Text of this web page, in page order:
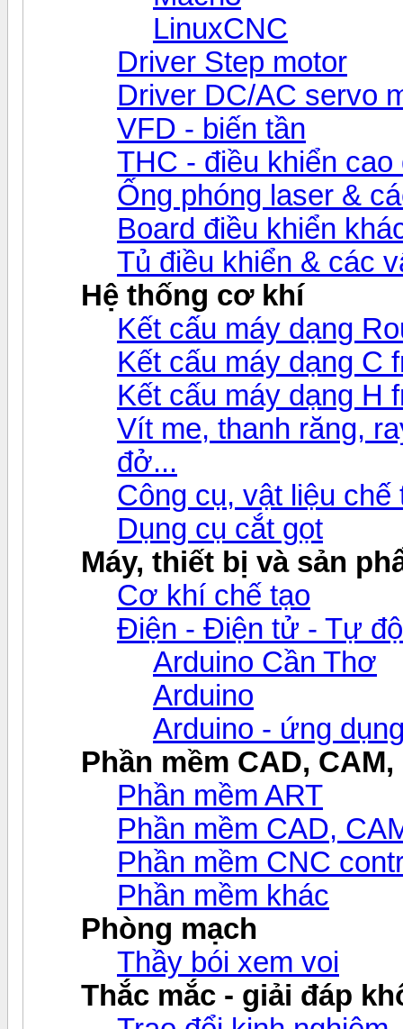
LinuxCNC
Driver Step motor
Driver DC/AC servo
VFD - biến tần
THC - điều khiển
Ống phóng laser &
Board điều khiển
Tủ điều khiển & các
Hệ thống cơ khí
Kết cấu máy dạng
Kết cấu máy dạng C
Kết cấu máy dạng H
Vít me, thanh răng,
đở...
Công cụ, vật liệu chế
Dụng cụ cắt gọt
Máy, thiết bị và sản
Cơ khí chế tạo
Điện - Điện tử - Tự
Arduino Cần Thơ
Arduino
Arduino - ứng
Phần mềm CAD, CAM,
Phần mềm ART
Phần mềm CAD,
Phần mềm CNC
Phần mềm khác
Phòng mạch
Thầy bói xem voi
Thắc mắc - giải đáp